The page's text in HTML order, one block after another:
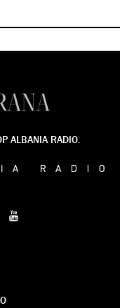
ALBANIA RADIO.